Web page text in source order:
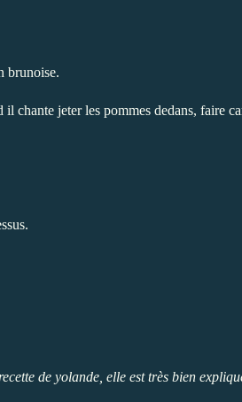
brunoise.
chante jeter les pommes dedans, faire
de yolande , elle est très bien